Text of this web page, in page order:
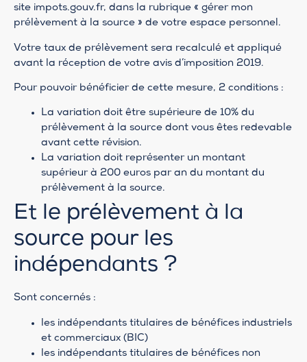
site impots.gouv.fr, dans la rubrique « gérer mon
prélèvement à la source » de votre espace personnel.
Votre taux de prélèvement sera recalculé et appliqué
avant la réception de votre avis d’imposition 2019.
Pour pouvoir bénéficier de cette mesure, 2 conditions :
La variation doit être supérieure de 10% du
prélèvement à la source dont vous êtes redevable
avant cette révision.
La variation doit représenter un montant
supérieur à 200 euros par an du montant du
prélèvement à la source.
Et le prélèvement à la
source pour les
indépendants ?
Sont concernés :
les indépendants titulaires de bénéfices industriels
et commerciaux (BIC)
les indépendants titulaires de bénéfices non